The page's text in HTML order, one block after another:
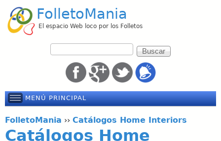
Pasar
al
principal
FolletoMania
El espacio Web loco por los Folletos
F
o
u
l
a
r
i
B
u
r
MENÚ PRINCIPAL
FolletoMania ›› Catálogos Home Interiors
Catálogos Home